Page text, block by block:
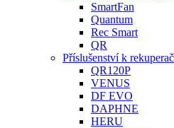
SmartFan
Quantum
Rec Smart
QR
Příslušenství k
QR120P
VENUS
DF EVO
DAPHNE
HERU